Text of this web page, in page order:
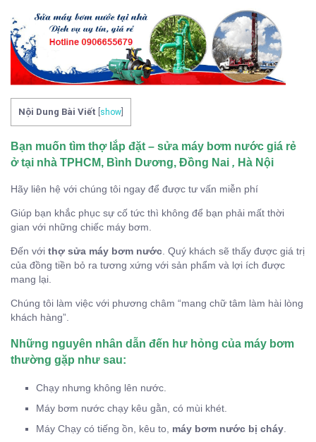
Nội Dung Bài Viết show
Bạn muốn tìm thợ lắp đặt – sửa máy bơm nước giá rẻ
ở tại nhà TPHCM, Bình Dương, Đồng Nai , Hà Nội
Hãy liên hệ với chúng tôi ngay để được tư vấn miễn phí
Giúp bạn khắc phục sự cố tức thì không để bạn phải mất thời
gian với những chiếc máy bơm.
Đến với thợ sửa máy bơm nước . Quý khách sẽ thấy được giá trị
của đồng tiền bỏ ra tương xứng với sản phẩm và lợi ích được
mang lại.
Chúng tôi làm việc với phương châm “mang chữ tâm làm hài lòng
khách hàng”.
Những nguyên nhân dẫn đến hư hỏng của máy bơm
thường gặp như sau:
Chạy nhưng không lên nước.
Máy bơm nước chạy kêu gằn, có mùi khét.
Máy Chạy có tiếng ồn, kêu to, máy bơm nước bị cháy